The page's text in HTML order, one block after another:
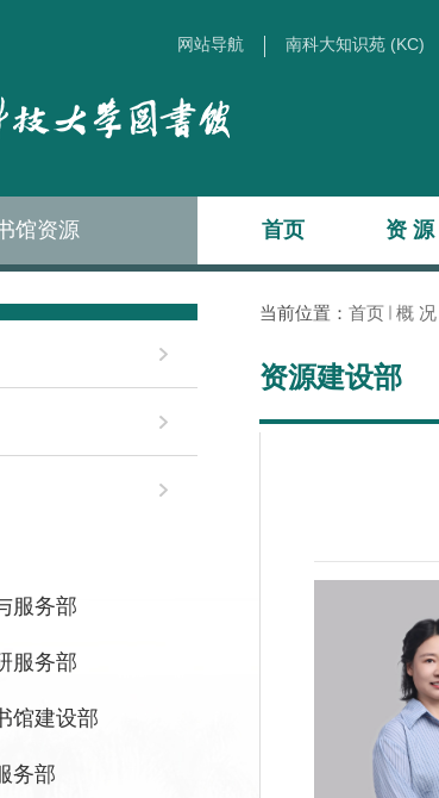
网站导航 南科大知识苑 (KC)
馆资源 首页 资 源
服务部
服务部
馆建设部
务部
当前位置： 首页 概 况
资源建设部